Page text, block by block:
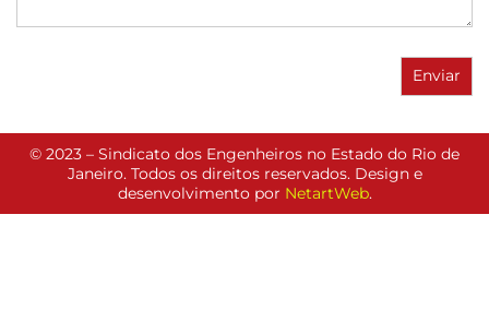
© 2023 – Sindicato dos Engenheiros no Estado do Rio de
Janeiro. Todos os direitos reservados. Design e
desenvolvimento por NetartWeb.